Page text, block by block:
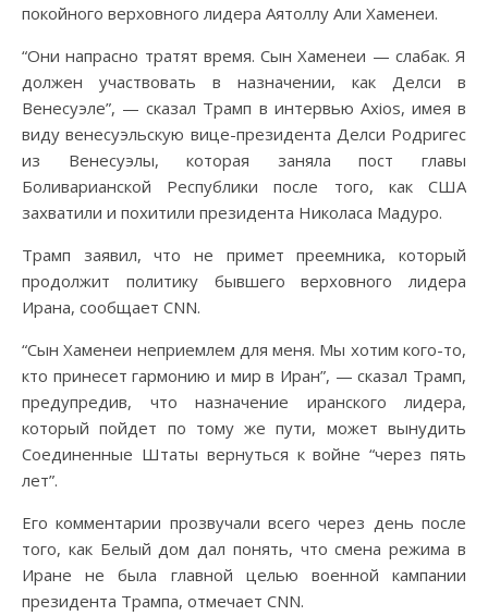
покойного верховного лидера Аятоллу Али Хаменеи.
“Они напрасно тратят время. Сын Хаменеи — слабак. Я
должен участвовать в назначении, как Делси в
Венесуэле”, — сказал Трамп в интервью Axios, имея в
виду венесуэльскую вице-президента Делси Родригес
из Венесуэлы, которая заняла пост главы
Боливарианской Республики после того, как США
захватили и похитили президента Николаса Мадуро.
Трамп заявил, что не примет преемника, который
продолжит политику бывшего верховного лидера
Ирана, сообщает CNN.
“Сын Хаменеи неприемлем для меня. Мы хотим кого-то,
кто принесет гармонию и мир в Иран”, — сказал Трамп,
предупредив, что назначение иранского лидера,
который пойдет по тому же пути, может вынудить
Соединенные Штаты вернуться к войне “через пять
лет”.
Его комментарии прозвучали всего через день после
того, как Белый дом дал понять, что смена режима в
Иране не была главной целью военной кампании
президента Трампа, отмечает CNN.